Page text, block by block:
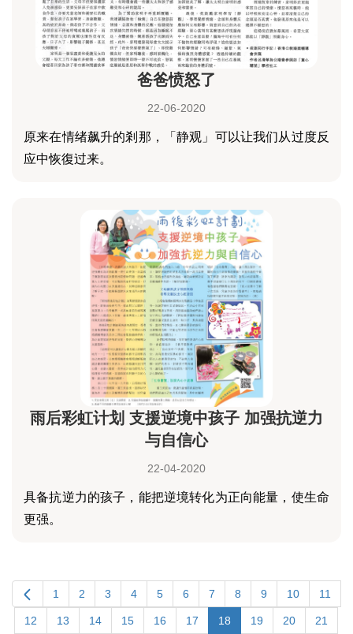
爸爸愤怒了
22-06-2020
原来在情绪飙升的剎那，「静观」可以让我们从过度反
应中恢復过来。
雨后彩虹计划 支援逆境中孩子 加强抗逆力
与自信心
22-04-2020
具备抗逆力的孩子，能把逆境转化为正向能量，使生命
更强。
1 2 3 4 5 6 7 8 9 10 11
12 13 14 15 16 17 18 19 20 21